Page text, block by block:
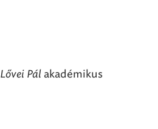
Lővei Pál akadémikus